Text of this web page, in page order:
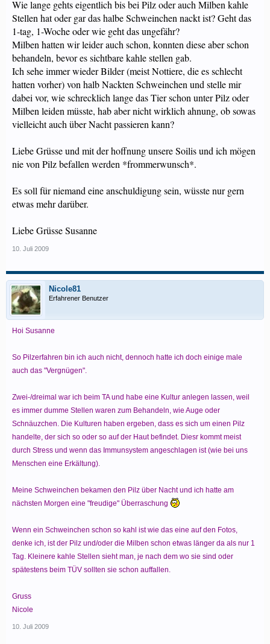
Wie lange gehts eigentlich bis bei Pilz oder auch Milben kahle
Stellen hat oder gar das halbe Schweinchen nackt ist? Geht das
1-tag, 1-Woche oder wie geht das ungefähr?
Milben hatten wir leider auch schon, konnten diese aber schon
behandeln, bevor es sichtbare kahle stellen gab.
Ich sehe immer wieder Bilder (meist Nottiere, die es schlecht
hatten vorher) von halb Nackten Schweinchen und stelle mir
dabei vor, wie schrecklich lange das Tier schon unter Pilz oder
Milben leiden müsste, hab aber nicht wirklich ahnung, ob sowas
vielleicht auch über Nacht passieren kann?
Liebe Grüsse und mit der hoffnung unsere Soilis und ich mögen
nie von Pilz befallen werden *frommerwunsch*.
Es soll für niemand eine anschuldigung sein, wüsste nur gern
etwas mehr darüber.
Liebe Grüsse Susanne
10. Juli 2009
Nicole81
Erfahrener Benutzer
Hoi Susanne
So Pilzerfahren bin ich auch nicht, dennoch hatte ich doch einige male
auch das "Vergnügen".
Zwei-/dreimal war ich beim TA und habe eine Kultur anlegen lassen, weil
es immer dumme Stellen waren zum Behandeln, wie Auge oder
Schnäuzchen. Die Kulturen haben ergeben, dass es sich um einen Pilz
handelte, der sich so oder so auf der Haut befindet. Diesr kommt meist
durch Stress und wenn das Immunsystem angeschlagen ist (wie bei uns
Menschen eine Erkältung).
Meine Schweinchen bekamen den Pilz über Nacht und ich hatte am
nächsten Morgen eine "freudige" Überraschung
Wenn ein Schweinchen schon so kahl ist wie das eine auf den Fotos,
denke ich, ist der Pilz und/oder die Milben schon etwas länger da als nur 1
Tag. Kleinere kahle Stellen sieht man, je nach dem wo sie sind oder
spätestens beim TÜV sollten sie schon auffallen.
Gruss
Nicole
10. Juli 2009